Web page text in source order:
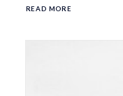
READ MORE